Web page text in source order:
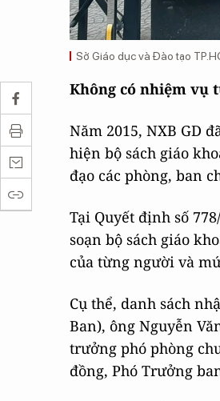
Sở Giáo dục và Đào tạo
Không có nhiệm vụ
Năm 2015, NXB GD
hiện bộ sách giáo
đạo các phòng, ban
Tại Quyết định số
soạn bộ sách giáo
của từng người và
Cụ thể, danh sách
Ban), ông Nguyễn
trưởng phó phòng
đồng, Phó Trưởng